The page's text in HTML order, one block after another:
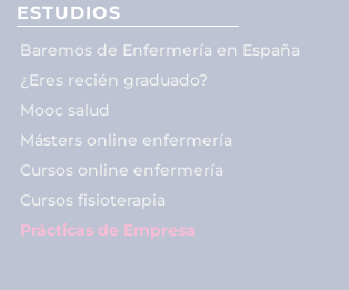
ESTUDIOS
Baremos de Enfermería en España
¿Eres recién graduado?
Mooc salud
Másters online enfermería
Cursos online enfermería
Cursos fisioterapia
Prácticas de Empresa